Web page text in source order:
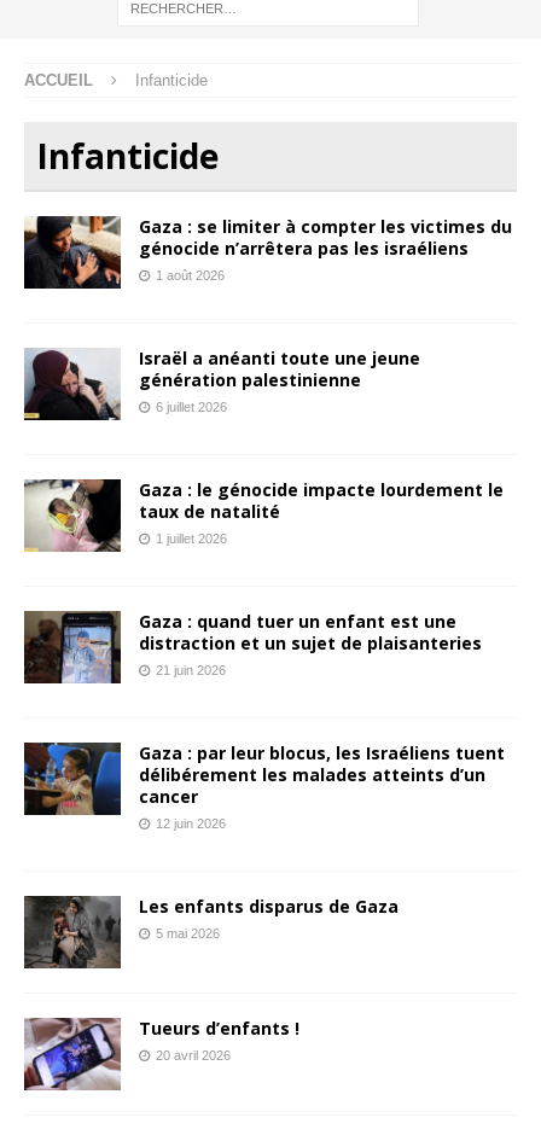
ACCUEIL Infanticide
Infanticide
Gaza : se limiter à compter les victimes du
génocide n’arrêtera pas les israéliens
1 août 2026
Israël a anéanti toute une jeune
génération palestinienne
6 juillet 2026
Gaza : le génocide impacte lourdement le
taux de natalité
1 juillet 2026
Gaza : quand tuer un enfant est une
distraction et un sujet de plaisanteries
21 juin 2026
Gaza : par leur blocus, les Israéliens tuent
délibérement les malades atteints d’un
cancer
12 juin 2026
Les enfants disparus de Gaza
5 mai 2026
Tueurs d’enfants !
20 avril 2026